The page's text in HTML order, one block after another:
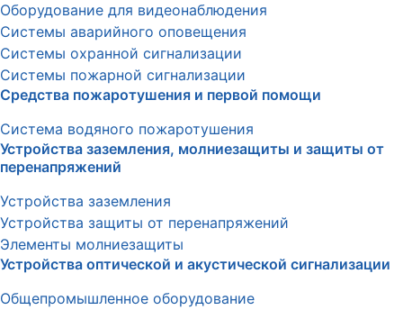
Оборудование для видеонаблюдения
Системы аварийного оповещения
Системы охранной сигнализации
Системы пожарной сигнализации
Средства пожаротушения и первой помощи
Система водяного пожаротушения
Устройства заземления, молниезащиты и защиты от
перенапряжений
Устройства заземления
Устройства защиты от перенапряжений
Элементы молниезащиты
Устройства оптической и акустической сигнализации
Общепромышленное оборудование